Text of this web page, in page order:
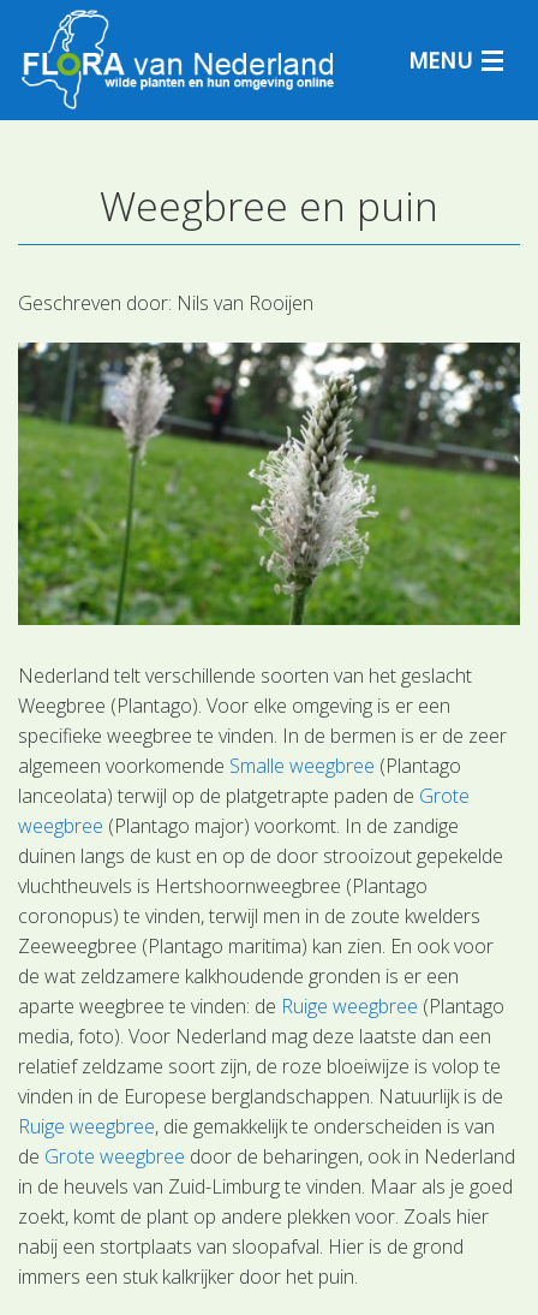
MENU
Plantensoorten
Plantengemeenschappen
Determineren
Weegbree en puin
Geschreven door: Nils van Rooijen
Nederland telt verschillende soorten van het geslacht
Weegbree (Plantago). Voor elke omgeving is er een
specifieke weegbree te vinden. In de bermen is er de zeer
algemeen voorkomende Smalle weegbree (Plantago
lanceolata) terwijl op de platgetrapte paden de Grote
weegbree (Plantago major) voorkomt. In de zandige
duinen langs de kust en op de door strooizout gepekelde
vluchtheuvels is Hertshoornweegbree (Plantago
coronopus) te vinden, terwijl men in de zoute kwelders
Zeeweegbree (Plantago maritima) kan zien. En ook voor
de wat zeldzamere kalkhoudende gronden is er een
aparte weegbree te vinden: de Ruige weegbree (Plantago
media, foto). Voor Nederland mag deze laatste dan een
relatief zeldzame soort zijn, de roze bloeiwijze is volop te
vinden in de Europese berglandschappen. Natuurlijk is de
Ruige weegbree, die gemakkelijk te onderscheiden is van
de Grote weegbree door de beharingen, ook in Nederland
in de heuvels van Zuid-Limburg te vinden. Maar als je goed
zoekt, komt de plant op andere plekken voor. Zoals hier
nabij een stortplaats van sloopafval. Hier is de grond
immers een stuk kalkrijker door het puin.